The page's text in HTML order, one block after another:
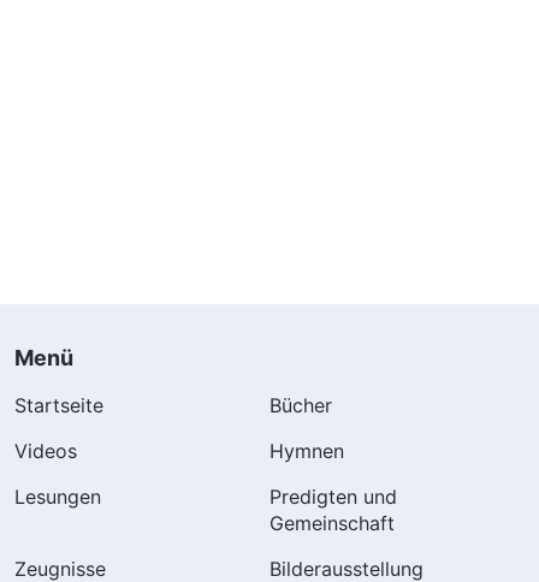
Menü
Startseite
Bücher
Videos
Hymnen
Lesungen
Predigten und
Gemeinschaft
Zeugnisse
Bilderausstellung